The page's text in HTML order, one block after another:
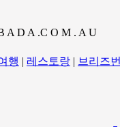
A D A .C O M . A U
행 | 레스토랑 | 브리즈번